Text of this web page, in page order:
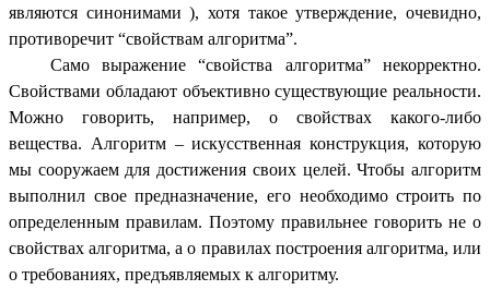
являются синонимами ), хотя такое утверждение, очевидно,
противоречит “свойствам алгоритма”.
Само выражение “свойства алгоритма” некорректно.
Свойствами обладают объективно существующие реальности.
Можно говорить, например, о свойствах какого-либо
вещества. Алгоритм – искусственная конструкция, которую
мы сооружаем для достижения своих целей. Чтобы алгоритм
выполнил свое предназначение, его необходимо строить по
определенным правилам. Поэтому правильнее говорить не о
свойствах алгоритма, а о правилах построения алгоритма, или
о требованиях, предъявляемых к алгоритму.